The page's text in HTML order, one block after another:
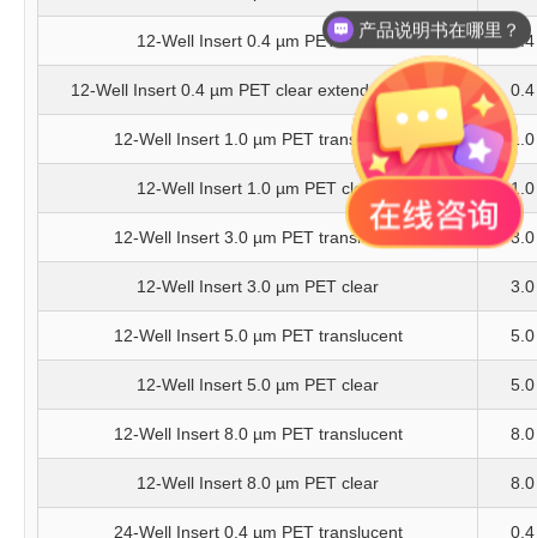
12-Well Insert 0.4 µm PET clear
12-Well Insert 0.4 µm PET clear extended culture
12-Well Insert 1.0 µm PET translucent
12-Well Insert 1.0 µm PET clear
12-Well Insert 3.0 µm PET translucent
12-Well Insert 3.0 µm PET clear
12-Well Insert 5.0 µm PET translucent
12-Well Insert 5.0 µm PET clear
12-Well Insert 8.0 µm PET translucent
12-Well Insert 8.0 µm PET clear
24-Well Insert 0.4 µm PET translucent
产品说明书在哪里？